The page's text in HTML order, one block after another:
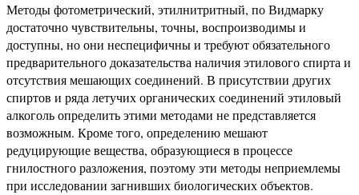
Методы фотометрический, этилнитритный, по Видмарку
достаточно чувствительны, точны, воспроизводимы и
доступны, но они неспецифичны и требуют обязательного
предварительного доказательства наличия этилового спирта и
отсутствия мешающих соединений. В присутствии других
спиртов и ряда летучих органических соединений этиловый
алкоголь определить этими методами не представляется
возможным. Кроме того, определению мешают
редуцирующие вещества, образующиеся в процессе
гнилостного разложения, поэтому эти методы неприемлемы
при исследовании загнивших биологических объектов.